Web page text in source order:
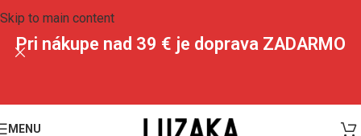
Skip to main content
Pri nákupe nad 39 € je doprava ZADARMO
MENU